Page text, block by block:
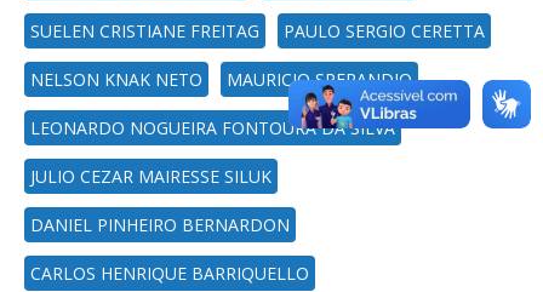
SUELEN CRISTIANE FREITAG PAULO SERGIO CERETTA
NELSON KNAK NETO MAURICIO SPERANDIO
LEONARDO NOGUEIRA FONTOURA DA SILVA
JULIO CEZAR MAIRESSE SILUK
DANIEL PINHEIRO BERNARDON
CARLOS HENRIQUE BARRIQUELLO